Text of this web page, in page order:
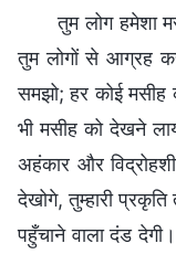
तुम लोग हमेशा
तुम लोगों से आग्रह
समझो; हर कोई
भी मसीह को देखने
अहंकार और
देखोगे, तुम्हारी
पहुँचाने वाला दंड